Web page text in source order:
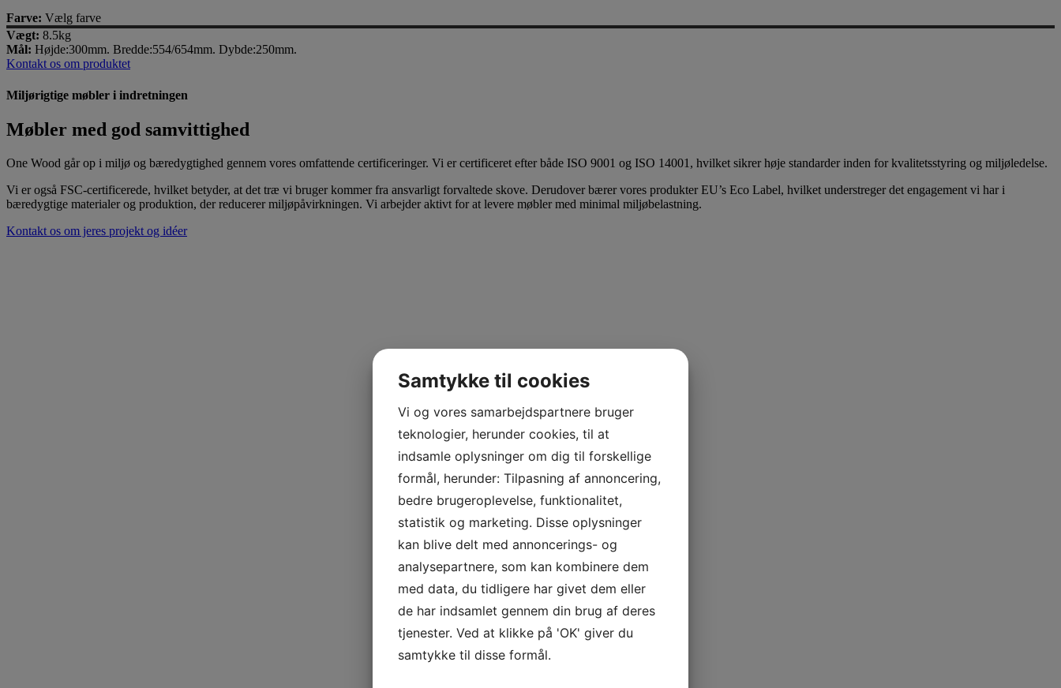
Farve: Vælg farve
Vægt: 8.5kg
Mål: Højde:300mm. Bredde:554/654mm. Dybde:250mm.
Kontakt os om produktet
Miljørigtige møbler i indretningen
Møbler med god samvittighed
One Wood går op i miljø og bæredygtighed gennem vores omfattende certificeringer. Vi er certificeret efter både ISO 9001 og ISO 14001, hvilket sikrer høje standarder inden for kvalitetsstyring og miljøledelse.
Vi er også FSC-certificerede, hvilket betyder, at det træ vi bruger kommer fra ansvarligt forvaltede skove. Derudover bærer vores produkter EU’s Eco Label, hvilket understreger det engagement vi har i
bæredygtige materialer og produktion, der reducerer miljøpåvirkningen. Vi arbejder aktivt for at levere møbler med minimal miljøbelastning.
Kontakt os om jeres projekt og idéer
Samtykke til cookies
Vi og vores samarbejdspartnere bruger
teknologier, herunder cookies, til at
indsamle oplysninger om dig til forskellige
formål, herunder: Tilpasning af annoncering,
bedre brugeroplevelse, funktionalitet,
statistik og marketing. Disse oplysninger
kan blive delt med annoncerings- og
analysepartnere, som kan kombinere dem
med data, du tidligere har givet dem eller
de har indsamlet gennem din brug af deres
tjenester. Ved at klikke på 'OK' giver du
samtykke til disse formål.